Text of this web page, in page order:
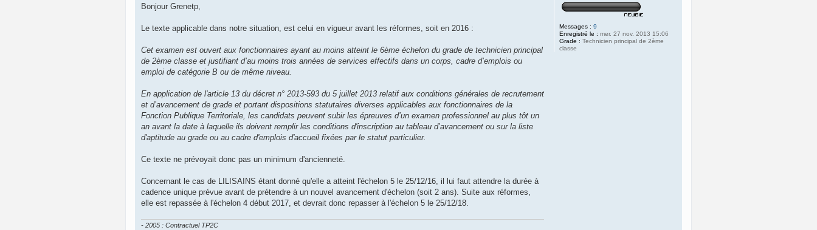
Messages : 9
Enregistré le : mer. 27 nov. 2013 15:06
Grade : Technicien principal de 2ème
classe
s
g
Bonjour Grenetp,
Le texte applicable dans notre situation, est celui en vigueur avant les réformes, soit en 2016 :
Cet examen est ouvert aux fonctionnaires ayant au moins atteint le 6ème échelon du grade de technicien principal
de 2ème classe et justifiant d’au moins trois années de services effectifs dans un corps, cadre d’emplois ou
emploi de catégorie B ou de même niveau.
En application de l'article 13 du décret n° 2013-593 du 5 juillet 2013 relatif aux conditions générales de recrutement
et d’avancement de grade et portant dispositions statutaires diverses applicables aux fonctionnaires de la
Fonction Publique Territoriale, les candidats peuvent subir les épreuves d’un examen professionnel au plus tôt un
an avant la date à laquelle ils doivent remplir les conditions d'inscription au tableau d’avancement ou sur la liste
d'aptitude au grade ou au cadre d'emplois d'accueil fixées par le statut particulier.
Ce texte ne prévoyait donc pas un minimum d'ancienneté.
Concernant le cas de LILISAINS étant donné qu'elle a atteint l'échelon 5 le 25/12/16, il lui faut attendre la durée à
cadence unique prévue avant de prétendre à un nouvel avancement d'échelon (soit 2 ans). Suite aux réformes,
elle est repassée à l'échelon 4 début 2017, et devrait donc repasser à l'échelon 5 le 25/12/18.
- 2005 : Contractuel TP2C